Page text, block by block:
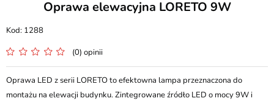
Oprawa elewacyjna LORETO 9W
1288
(0) opinii
Oprawa LED z serii LORETO to efektowna lampa przeznaczona do
montażu na elewacji budynku. Zintegrowane źródło LED o mocy 9W i